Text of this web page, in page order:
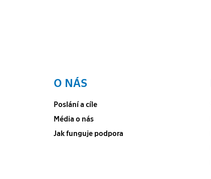
O NÁS
Poslání a cíle
Média o nás
Jak funguje podpora